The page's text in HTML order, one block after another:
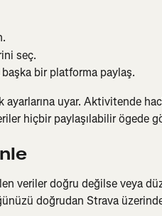
seç.
bir platforma paylaş.
uyar. Aktivitende
hiçbir paylaşılabilir ögede
veriler doğru değilse veya
doğrudan Strava